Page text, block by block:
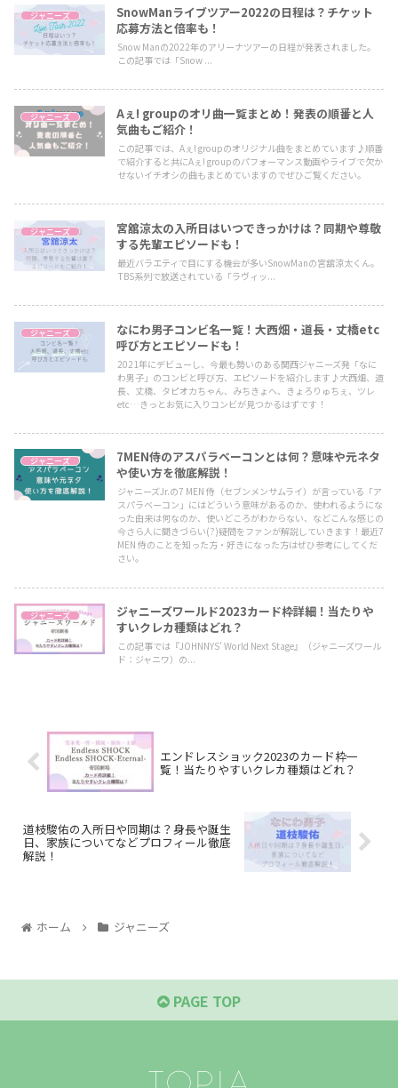
ジャニーズ
SnowManライブツアー2022の日程は？チケット
応募方法と倍率も！
Snow Manの2022年のアリーナツアーの日程が発表されました。
この記事では「Snow ...
ジャニーズ
Aぇ! groupのオリ曲一覧まとめ！発表の順番と人
気曲もご紹介！
この記事では、Aぇ! groupのオリジナル曲をまとめています♪順番
で紹介すると共にAぇ! groupのパフォーマンス動画やライブで欠か
せないイチオシの曲もまとめていますのでぜひご覧ください。
ジャニーズ
宮舘涼太の入所日はいつできっかけは？同期や尊敬
する先輩エピソードも！
最近バラエティで目にする機会が多いSnowManの宮舘涼太くん。
TBS系列で放送されている「ラヴィッ...
ジャニーズ
なにわ男子コンビ名一覧！大西畑・道長・丈橋etc
呼び方とエピソードも！
2021年にデビューし、今最も勢いのある関西ジャニーズ発「なに
わ男子」のコンビと呼び方、エピソードを紹介します♪大西畑、道
長、丈橋、タピオカちゃん、みちきょへ、きょろりゅちぇ、ツレ
etc…きっとお気に入りコンビが見つかるはずです！
ジャニーズ
7MEN侍のアスパラベーコンとは何？意味や元ネタ
や使い方を徹底解説！
ジャニーズJr.の7 MEN 侍（セブンメンサムライ）が言っている「ア
スパラベーコン」にはどういう意味があるのか、使われるようにな
った由来は何なのか、使いどころがわからない、などこんな感じの
今さら人に聞きづらい(?)疑問をファンが解説していきます！最近7
MEN 侍のことを知った方・好きになった方はぜひ参考にしてくだ
さい。
ジャニーズ
ジャニーズワールド2023カード枠詳細！当たりや
すいクレカ種類はどれ？
この記事では『JOHNNYS' World Next Stage』（ジャニーズワール
ド：ジャニワ）の...
エンドレスショック2023のカード枠一
覧！当たりやすいクレカ種類はどれ？
道枝駿佑の入所日や同期は？身長や誕生
日、家族についてなどプロフィール徹底
解説！
ホーム ジャニーズ
PAGE TOP